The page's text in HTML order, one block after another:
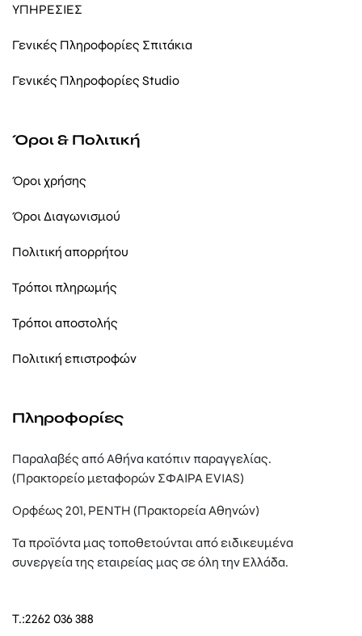
ΥΠΗΡΕΣΙΕΣ
Γενικές Πληροφορίες Σπιτάκια
Γενικές Πληροφορίες Studio
Όροι & Πολιτική
Όροι χρήσης
Όροι Διαγωνισμού
Πολιτική απορρήτου
Τρόποι πληρωμής
Τρόποι αποστολής
Πολιτική επιστροφών
Πληροφορίες
Παραλαβές από Αθήνα κατόπιν παραγγελίας.
(Πρακτορείο μεταφορών ΣΦΑΙΡΑ EVIAS)
Ορφέως 201, ΡΕΝΤΗ (Πρακτορεία Αθηνών)
Τα προϊόντα μας τοποθετούνται από ειδικευμένα
συνεργεία της εταιρείας μας σε όλη την Ελλάδα.
T.:2262 036 388